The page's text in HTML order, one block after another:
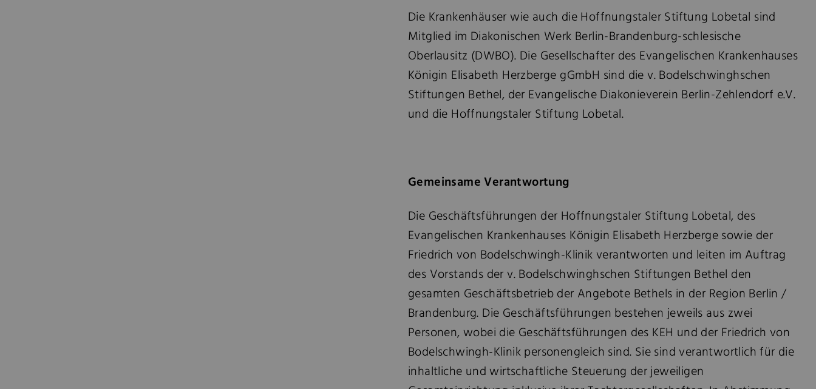
Die Krankenhäuser wie auch die Hoffnungstaler Stiftung Lobetal sind
Mitglied im Diakonischen Werk Berlin-Brandenburg-schlesische
Oberlausitz (DWBO). Die Gesellschafter des Evangelischen Krankenhauses
Königin Elisabeth Herzberge gGmbH sind die v. Bodelschwinghschen
Stiftungen Bethel, der Evangelische Diakonieverein Berlin-Zehlendorf e.V.
und die Hoffnungstaler Stiftung Lobetal.
Gemeinsame Verantwortung
Die Geschäftsführungen der Hoffnungstaler Stiftung Lobetal, des
Evangelischen Krankenhauses Königin Elisabeth Herzberge sowie der
Friedrich von Bodelschwingh-Klinik verantworten und leiten im Auftrag
des Vorstands der v. Bodelschwinghschen Stiftungen Bethel den
gesamten Geschäftsbetrieb der Angebote Bethels in der Region Berlin /
Brandenburg. Die Geschäftsführungen bestehen jeweils aus zwei
Personen, wobei die Geschäftsführungen des KEH und der Friedrich von
Bodelschwingh-Klinik personengleich sind. Sie sind verantwortlich für die
inhaltliche und wirtschaftliche Steuerung der jeweiligen